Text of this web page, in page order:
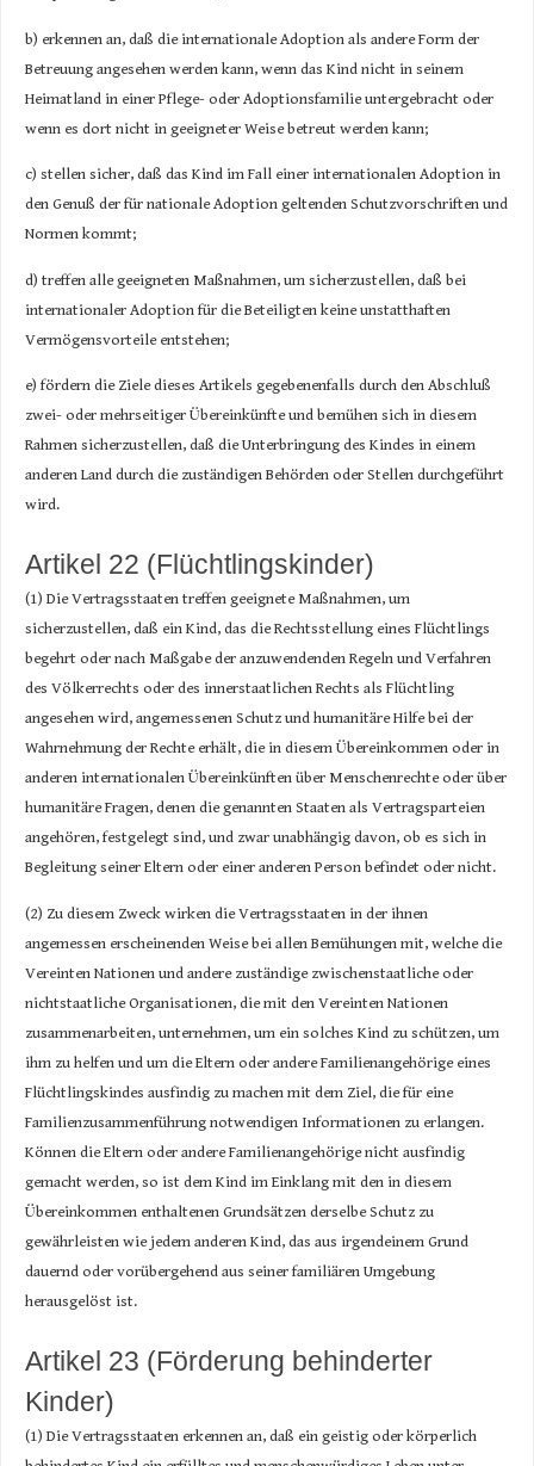
b) erkennen an, daß die internationale Adoption als andere Form der
Betreuung angesehen werden kann, wenn das Kind nicht in seinem
Heimatland in einer Pflege- oder Adoptionsfamilie untergebracht oder
wenn es dort nicht in geeigneter Weise betreut werden kann;
c) stellen sicher, daß das Kind im Fall einer internationalen Adoption in
den Genuß der für nationale Adoption geltenden Schutzvorschriften und
Normen kommt;
d) treffen alle geeigneten Maßnahmen, um sicherzustellen, daß bei
internationaler Adoption für die Beteiligten keine unstatthaften
Vermögensvorteile entstehen;
e) fördern die Ziele dieses Artikels gegebenenfalls durch den Abschluß
zwei- oder mehrseitiger Übereinkünfte und bemühen sich in diesem
Rahmen sicherzustellen, daß die Unterbringung des Kindes in einem
anderen Land durch die zuständigen Behörden oder Stellen durchgeführt
wird.
Artikel 22 (Flüchtlingskinder)
(1) Die Vertragsstaaten treffen geeignete Maßnahmen, um
sicherzustellen, daß ein Kind, das die Rechtsstellung eines Flüchtlings
begehrt oder nach Maßgabe der anzuwendenden Regeln und Verfahren
des Völkerrechts oder des innerstaatlichen Rechts als Flüchtling
angesehen wird, angemessenen Schutz und humanitäre Hilfe bei der
Wahrnehmung der Rechte erhält, die in diesem Übereinkommen oder in
anderen internationalen Übereinkünften über Menschenrechte oder über
humanitäre Fragen, denen die genannten Staaten als Vertragsparteien
angehören, festgelegt sind, und zwar unabhängig davon, ob es sich in
Begleitung seiner Eltern oder einer anderen Person befindet oder nicht.
(2) Zu diesem Zweck wirken die Vertragsstaaten in der ihnen
angemessen erscheinenden Weise bei allen Bemühungen mit, welche die
Vereinten Nationen und andere zuständige zwischenstaatliche oder
nichtstaatliche Organisationen, die mit den Vereinten Nationen
zusammenarbeiten, unternehmen, um ein solches Kind zu schützen, um
ihm zu helfen und um die Eltern oder andere Familienangehörige eines
Flüchtlingskindes ausfindig zu machen mit dem Ziel, die für eine
Familienzusammenführung notwendigen Informationen zu erlangen.
Können die Eltern oder andere Familienangehörige nicht ausfindig
gemacht werden, so ist dem Kind im Einklang mit den in diesem
Übereinkommen enthaltenen Grundsätzen derselbe Schutz zu
gewährleisten wie jedem anderen Kind, das aus irgendeinem Grund
dauernd oder vorübergehend aus seiner familiären Umgebung
herausgelöst ist.
Artikel 23 (Förderung behinderter
Kinder)
(1) Die Vertragsstaaten erkennen an, daß ein geistig oder körperlich